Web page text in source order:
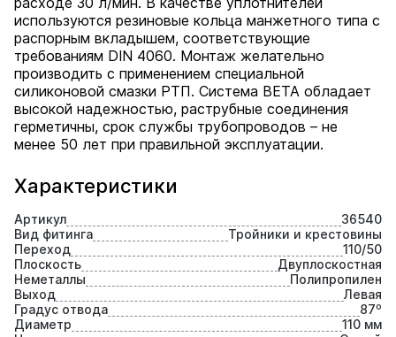
Характеристики
Артикул
36540
Вид фитинга
Тройники и крестовины
Переход
110/50
Плоскость
Двуплоскостная
Неметаллы
Полипропилен
Выход
Левая
Градус отвода
87⁰
Диаметр
110 мм
используются резиновые кольца манжетного типа с
распорным вкладышем, соответствующие
требованиям DIN 4060. Монтаж желательно
производить с применением специальной
силиконовой смазки РТП. Cистема BETA обладает
высокой надежностью, раструбные соединения
герметичны, срок службы трубопроводов – не
менее 50 лет при правильной эксплуатации.